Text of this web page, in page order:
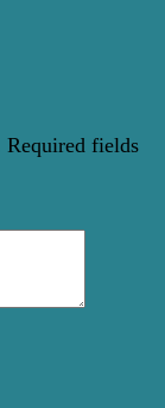
Required fields